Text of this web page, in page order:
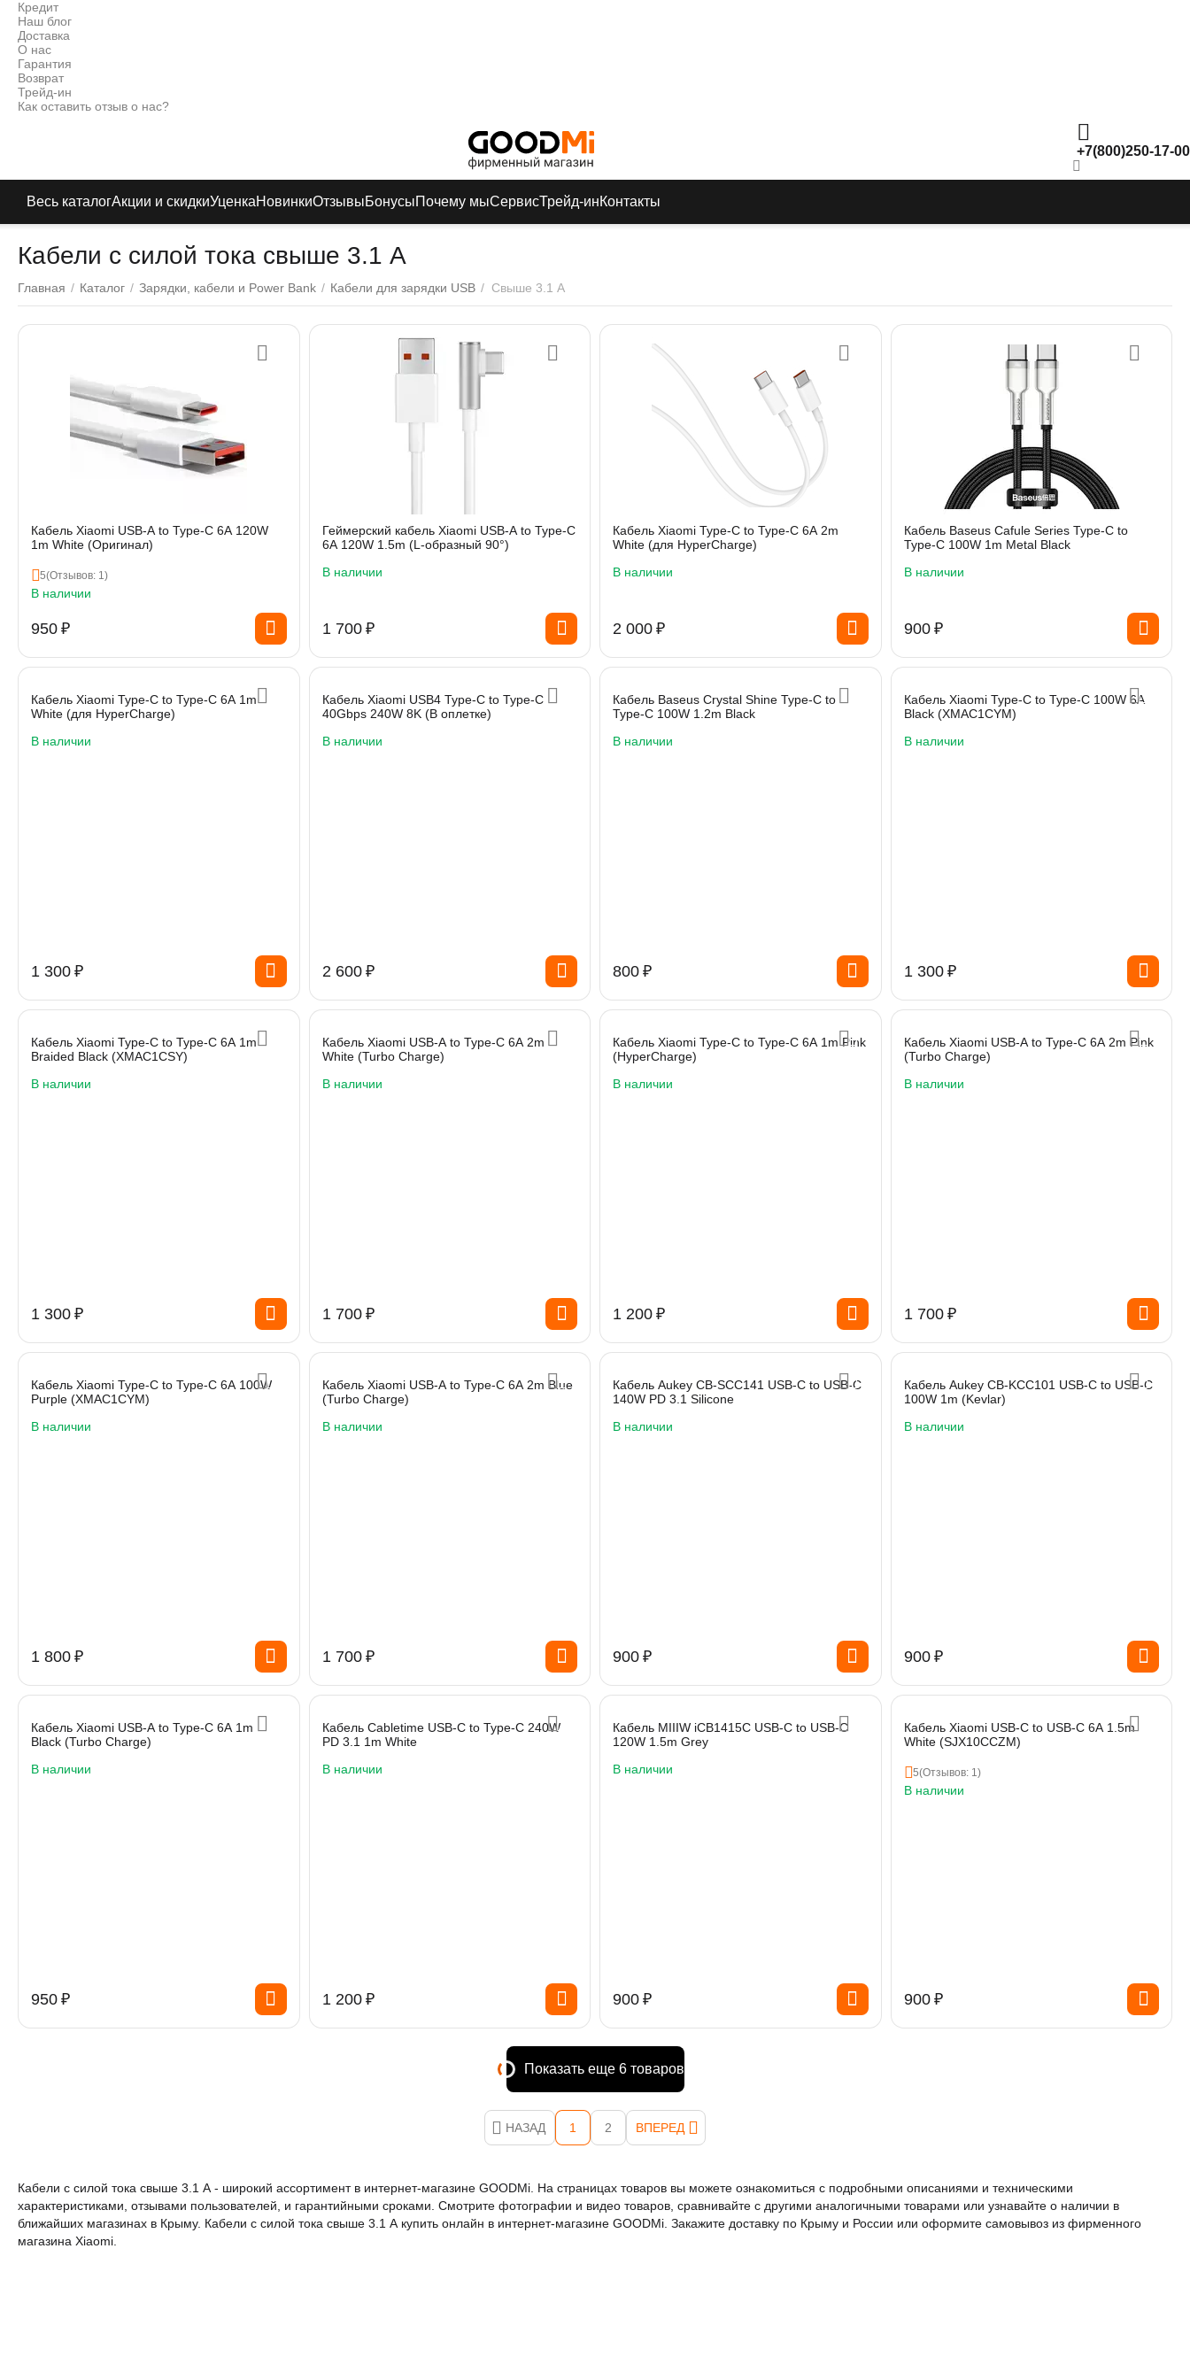
Кредит
Наш блог
Доставка
О нас
Гарантия
Возврат
Трейд-ин
Как оставить отзыв о нас?
+7(800)250-17-00
Весь каталогАкции и скидкиУценкаНовинкиОтзывыБонусыПочему мыСервисТрейд-инКонтакты
Кабели с силой тока свыше 3.1 А
Главная / Каталог / Зарядки, кабели и Power Bank / Кабели для зарядки USB / Свыше 3.1 А
Кабель Xiaomi USB-A to Type-C 6A 120W
1m White (Оригинал)
5(Отзывов: 1)
В наличии
‍950‍ ₽
Геймерский кабель Xiaomi USB-A to Type-C
6A 120W 1.5m (L-образный 90°)
В наличии
1 700 ₽
Кабель Xiaomi Type-C to Type-C 6A 2m
White (для HyperCharge)
В наличии
2 000 ₽
Кабель Baseus Cafule Series Type-C to
Type-C 100W 1m Metal Black
В наличии
‍900‍ ₽
Кабель Xiaomi Type-C to Type-C 6A 1m
White (для HyperCharge)
В наличии
1 300 ₽
Кабель Xiaomi USB4 Type-C to Type-C
40Gbps 240W 8K (В оплетке)
В наличии
2 600 ₽
Кабель Baseus Crystal Shine Type-C to
Type-C 100W 1.2m Black
В наличии
‍800‍ ₽
Кабель Xiaomi Type-C to Type-C 100W 6A
Black (XMAC1CYM)
В наличии
1 300 ₽
Кабель Xiaomi Type-C to Type-C 6A 1m
Braided Black (XMAC1CSY)
В наличии
1 300 ₽
Кабель Xiaomi USB-A to Type-C 6A 2m
White (Turbo Charge)
В наличии
1 700 ₽
Кабель Xiaomi Type-C to Type-C 6A 1m Pink
(HyperCharge)
В наличии
1 200 ₽
Кабель Xiaomi USB-A to Type-C 6A 2m Pink
(Turbo Charge)
В наличии
1 700 ₽
Кабель Xiaomi Type-C to Type-C 6A 100W
Purple (XMAC1CYM)
В наличии
1 800 ₽
Кабель Xiaomi USB-A to Type-C 6A 2m Blue
(Turbo Charge)
В наличии
1 700 ₽
Кабель Aukey CB-SCC141 USB-C to USB-C
140W PD 3.1 Silicone
В наличии
‍900‍ ₽
Кабель Aukey CB-KCC101 USB-C to USB-C
100W 1m (Kevlar)
В наличии
‍900‍ ₽
Кабель Xiaomi USB-A to Type-C 6A 1m
Black (Turbo Charge)
В наличии
‍950‍ ₽
Кабель Cabletime USB-C to Type-C 240W
PD 3.1 1m White
В наличии
1 200 ₽
Кабель MIIIW iCB1415C USB-C to USB-C
120W 1.5m Grey
В наличии
‍900‍ ₽
Кабель Xiaomi USB-C to USB-C 6A 1.5m
White (SJX10CCZM)
5(Отзывов: 1)
В наличии
‍900‍ ₽
Показать еще 6 товаров
НАЗАД 1 2 ВПЕРЕД
Кабели с силой тока свыше 3.1 А - широкий ассортимент в интернет-магазине GOODMi. На страницах товаров вы можете ознакомиться с подробными описаниями и техническими
характеристиками, отзывами пользователей, и гарантийными сроками. Смотрите фотографии и видео товаров, сравнивайте с другими аналогичными товарами или узнавайте о наличии в
ближайших магазинах в Крыму. Кабели с силой тока свыше 3.1 А купить онлайн в интернет-магазине GOODMi. Закажите доставку по Крыму и России или оформите самовывоз из фирменного
магазина Xiaomi.